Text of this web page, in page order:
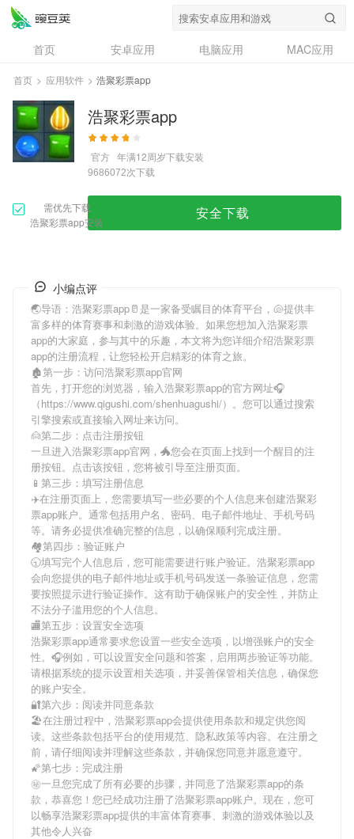
首页 安卓应用 电脑应用
MAC应用
资讯
专题
问答
首页 > 应用软件 > 浩聚彩票app
浩聚彩票app
官方 年满12周岁下载安装
9686072次下载
需优先下载
浩聚彩票app安装
安全下载
小编点评
🌏导语： 浩聚彩票app🥛是一家备受瞩目的体育平台，🐚提供丰
富多样的体育赛事和刺激的游戏体验。如果您想加入浩聚彩票
app的大家庭，参与其中的乐趣，本文将为您详细介绍浩聚彩票
app的注册流程，让您轻松开启精彩的体育之旅。
🏚第一步：访问浩聚彩票app官网
首先，打开您的浏览器，输入浩聚彩票app的官方网址🎧
（https://www.qigushi.com/shenhuagushi/）。您可以通过搜索
引擎搜索或直接输入网址来访问。
🙍第二步：点击注册按钮
一旦进入浩聚彩票app官网，🐲您会在页面上找到一个醒目的注
册按钮。点击该按钮，您将被引导至注册页面。
📱第三步：填写注册信息
✈️在注册页面上，您需要填写一些必要的个人信息来创建浩聚彩
票app账户。通常包括用户名、密码、电子邮件地址、手机号码
等。请务必提供准确完整的信息，以确保顺利完成注册。
🏘第四步：验证账户
🕤填写完个人信息后，您可能需要进行账户验证。 浩聚彩票app
会向您提供的电子邮件地址或手机号码发送一条验证信息，您需
要按照提示进行验证操作。这有助于确保账户的安全性，并防止
不法分子滥用您的个人信息。
🏬第五步：设置安全选项
浩聚彩票app通常要求您设置一些安全选项，以增强账户的安全
性。🎧例如，可以设置安全问题和答案，启用两步验证等功能。
请根据系统的提示设置相关选项，并妥善保管相关信息，确保您
的账户安全。
🔐第六步：阅读并同意条款
🏖在注册过程中， 浩聚彩票app会提供使用条款和规定供您阅
读。这些条款包括平台的使用规范、隐私政策等内容。在注册之
前，请仔细阅读并理解这些条款，并确保您同意并愿意遵守。
🌠第七步：完成注册
㊙一旦您完成了所有必要的步骤，并同意了浩聚彩票app的条
款，恭喜您！您已经成功注册了浩聚彩票app账户。现在，您可
以畅享浩聚彩票app提供的丰富体育赛事、刺激的游戏体验以及
其他令人兴奋